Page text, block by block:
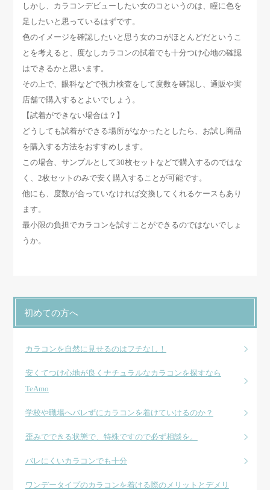
しかし、カラコンデビューしたい女のコというのは、瞳に色を
足したいと思っているはずです。
色のイメージを確認したいと思う女のコがほとんどだというこ
とを考えると、度なしカラコンの試着でも十分つけ心地の確認
はできるかと思います。
その上で、眼科などで視力検査をして度数を確認し、通販や実
店舗で購入するとよいでしょう。
【試着ができない場合は？】
どうしても試着ができる場所がなかったとしたら、お試し商品
を購入する方法をおすすめします。
この場合、サンプルとして30枚セットなどで購入するのではな
く、2枚セットのみで安く購入することが可能です。
他にも、度数が合っていなければ交換してくれるケースもあり
ます。
最小限の負担でカラコンを試すことができるのではないでしょ
うか。
初めての方へ
カラコンを自然に見せるのはフチなし！
安くてつけ心地が良くナチュラルなカラコンを探すなら
TeAmo
学校や職場へバレずにカラコンを着けていけるのか？
歪みでできる状態で、特殊ですので必ず相談を。
バレにくいカラコンでも十分
ワンデータイプのカラコンを着ける際のメリットとデメリ